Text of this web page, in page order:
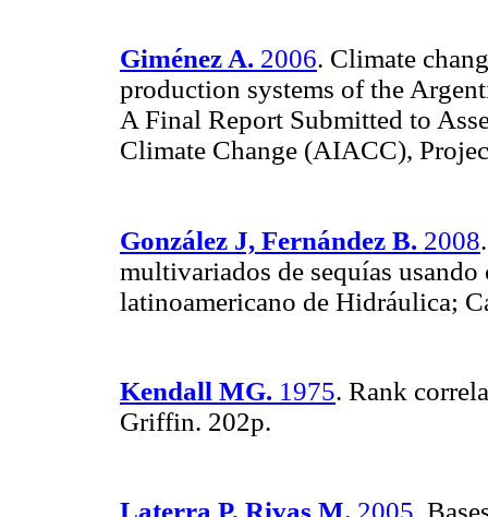
Giménez A. 2006. Climate
production systems of the
A Final Report Submitted to
Climate Change (AIACC),
González J, Fernández B. 2008
multivariados de sequías
latinoamericano de Hidráulica;
Kendall MG. 1975. Rank
Griffin. 202p.